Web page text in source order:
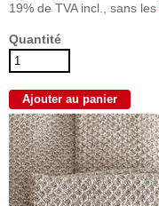
19% de TVA incl., sans les
Quantité